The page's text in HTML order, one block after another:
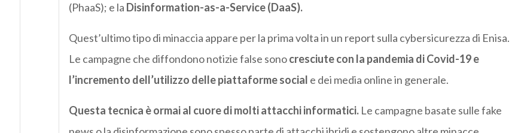
(PhaaS); e la Disinformation-as-a-Service (DaaS).
Quest’ultimo tipo di minaccia appare per la prima volta in un report sulla cybersicurezza di Enisa.
Le campagne che diffondono notizie false sonocresciute con la pandemia di Covid-19 e
l’incremento dell’utilizzo delle piattaforme social e dei media online in generale.
Questa tecnica è ormai al cuore di molti attacchi informatici.Le campagne basate sulle fake